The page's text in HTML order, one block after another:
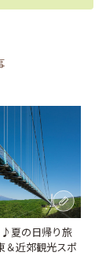
夏の日帰り旅
＆近郊観光スポ